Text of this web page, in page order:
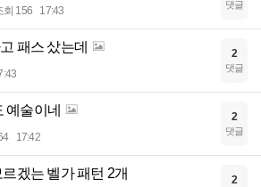
회 156 17:43 댓글
패스 샀는데 2
댓글
예술이네
17:42
2
댓글
겠는 벨가 패턴 2개 2